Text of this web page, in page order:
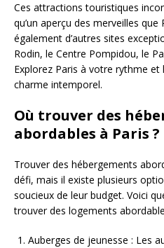
Ces attractions touristiques
qu’un aperçu des merveilles
également d’autres sites
Rodin, le Centre Pompidou, le
Explorez Paris à votre rythme
charme intemporel.
Où trouver des
abordables à Paris ?
Trouver des hébergements
défi, mais il existe plusieurs
soucieux de leur budget. Voici
trouver des logements
Auberges de jeunesse : Les